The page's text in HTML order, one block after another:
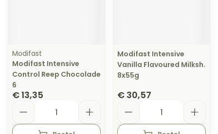
Modifast
Modifast Intensive
Control Reep Chocolade
6
€ 13,35
Modifast Intensive
Vanilla Flavoured Milksh.
8x55g
€ 30,57